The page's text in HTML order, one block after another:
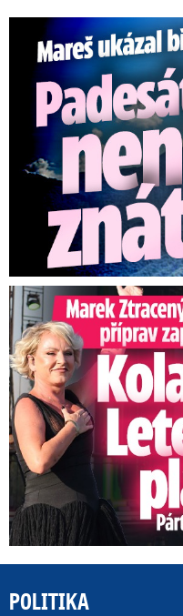
Mareš v dokonalé formě
Marek Ztracený na Letné:
POLITIKA